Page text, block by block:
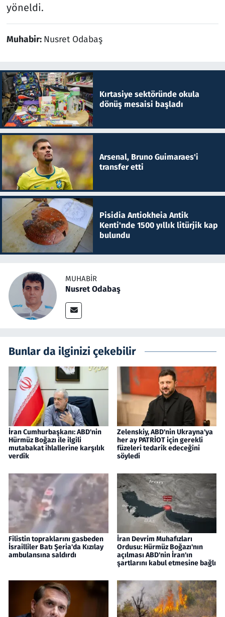
yöneldi.
Muhabir: Nusret Odabaş
Kırtasiye sektöründe okula
dönüş mesaisi başladı
Arsenal, Bruno Guimaraes'i
transfer etti
Pisidia Antiokheia Antik
Kenti'nde 1500 yıllık litürjik kap
bulundu
MUHABIR
Nusret Odabaş
Bunlar da ilginizi çekebilir
İran Cumhurbaşkanı: ABD'nin
Hürmüz Boğazı ile ilgili
mutabakat ihlallerine karşılık
verdik
Zelenskiy, ABD'nin Ukrayna'ya
her ay PATRİOT için gerekli
füzeleri tedarik edeceğini
söyledi
Filistin topraklarını gasbeden
İsrailliler Batı Şeria'da Kızılay
ambulansına saldırdı
İran Devrim Muhafızları
Ordusu: Hürmüz Boğazı'nın
açılması ABD'nin İran'ın
şartlarını kabul etmesine bağlı